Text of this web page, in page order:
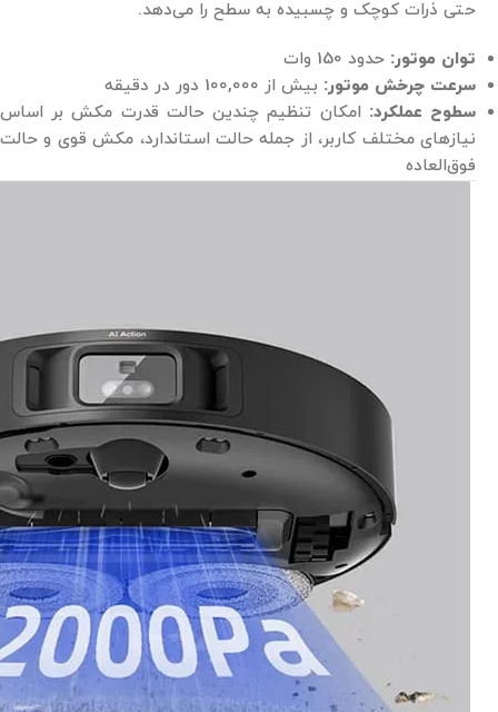
حتی ذرات کوچک و چسبیده به سطح را می‌دهد.
توان موتور: حدود 150 وات
سرعت چرخش موتور: بیش از 100,000 دور در دقیقه
سطوح عملکرد: امکان تنظیم چندین حالت قدرت مکش بر اساس
نیازهای مختلف کاربر، از جمله حالت استاندارد، مکش قوی و حالت
فوق‌العاده